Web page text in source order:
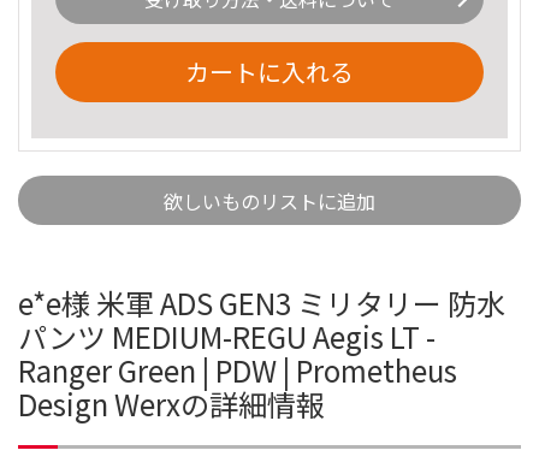
カートに入れる
欲しいものリストに追加
e*e様 米軍 ADS GEN3 ミリタリー 防水
パンツ MEDIUM-REGU Aegis LT -
Ranger Green | PDW | Prometheus
Design Werxの詳細情報